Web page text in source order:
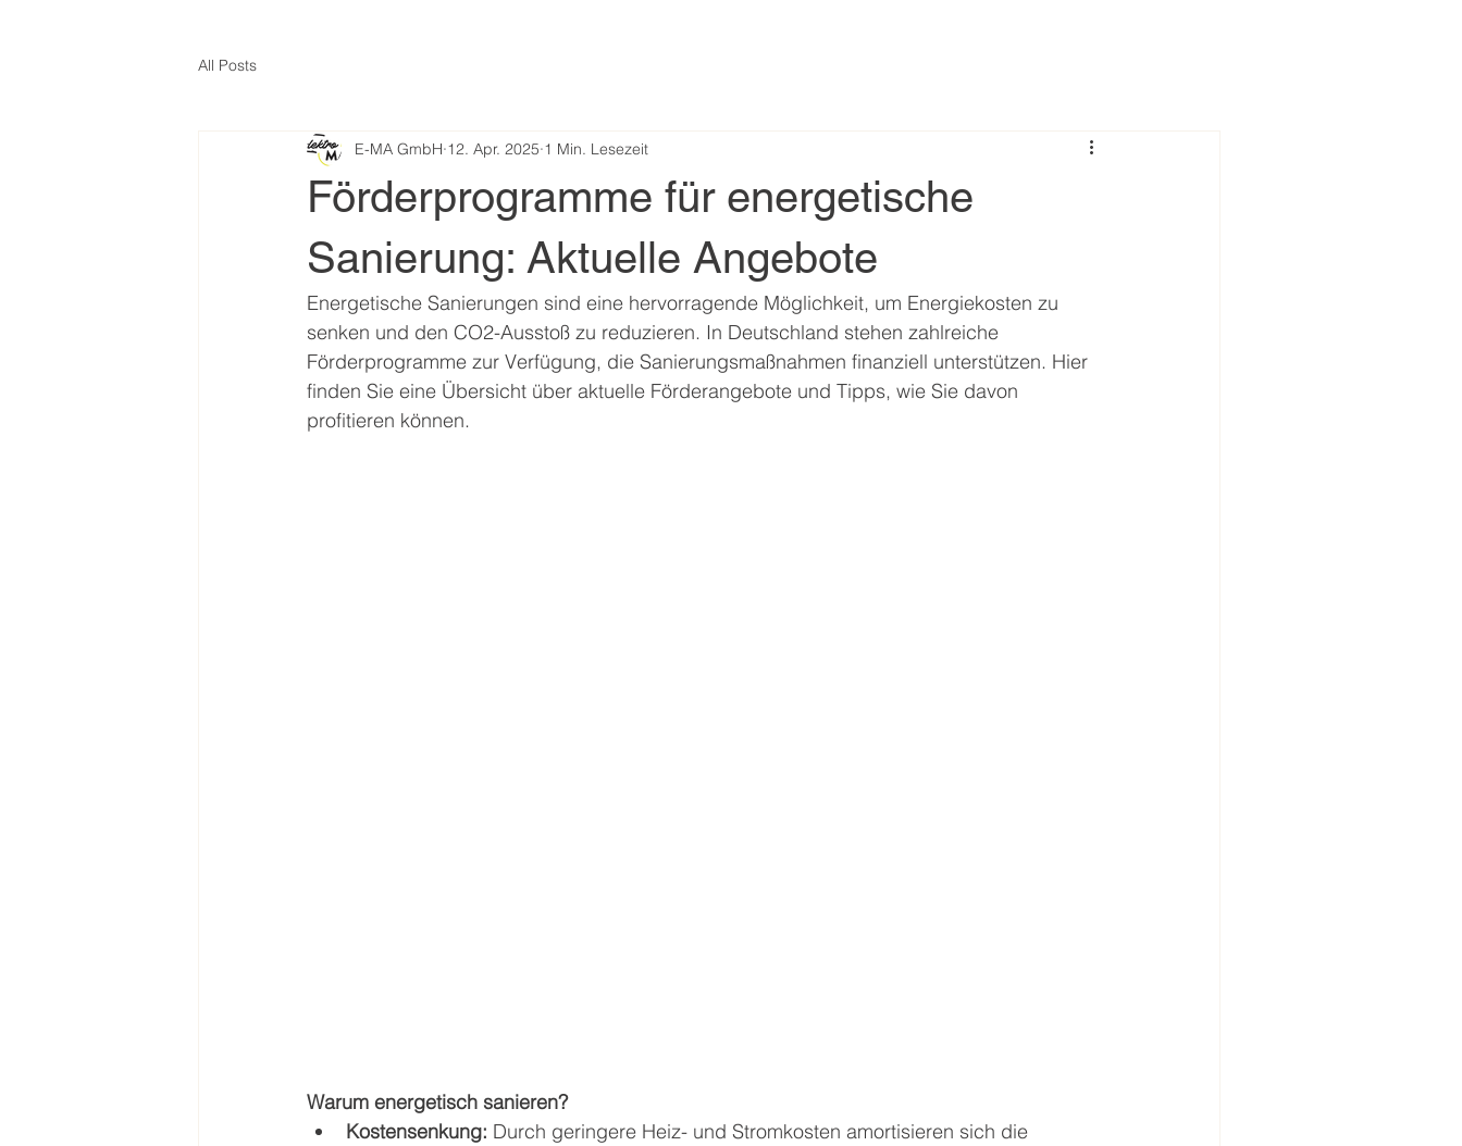
All Posts
Förderprogramme für energetische
Sanierung: Aktuelle Angebote
E-MA GmbH 12. Apr. 2025 1 Min. Lesezeit
Energetische Sanierungen sind eine hervorragende Möglichkeit, um Energiekosten zu
senken und den CO2-Ausstoß zu reduzieren. In Deutschland stehen zahlreiche
Förderprogramme zur Verfügung, die Sanierungsmaßnahmen finanziell unterstützen. Hier
finden Sie eine Übersicht über aktuelle Förderangebote und Tipps, wie Sie davon
profitieren können.
Warum energetisch sanieren?
Kostensenkung: Durch geringere Heiz- und Stromkosten amortisieren sich die